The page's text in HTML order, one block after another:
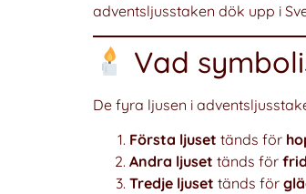
adventsljusstaken dök upp i
Vad
De fyra ljusen i
Första ljuset tänds för
Andra ljuset tänds för
Tredje ljuset tänds för